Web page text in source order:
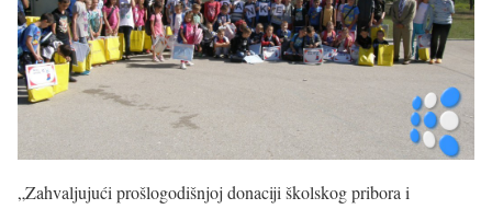
„Zahvaljujući prošlogodišnjoj donaciji školskog pribora i